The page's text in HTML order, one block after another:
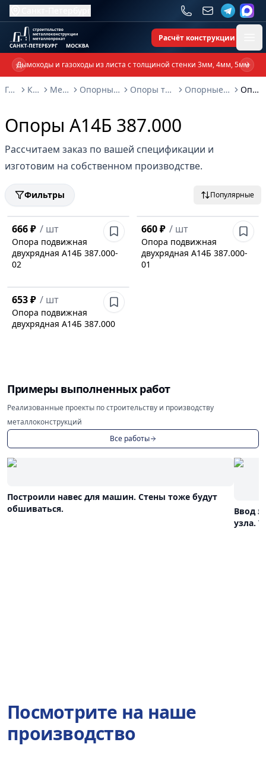
Расчёт конструкции
Дымоходы и газоходы из листа с толщиной стенки 3мм, 4мм, 5мм
Previous slide
Главная
Каталог Металлоконструкции Опорные металлоконструкции и изделия Опоры трубопроводов и металлоконструкции Опорные конструкции Серия 3.900-9: выпуск 3 Опоры А14Б 387.000
Опоры А14Б 387.000
Рассчитаем заказ по вашей спецификации и
изготовим на собственном производстве.
Фильтры Популярные
666 ₽ / шт
Опора подвижная
двухрядная А14Б 387.000-
02
660 ₽ / шт
Опора подвижная
двухрядная А14Б 387.000-
01
653 ₽ / шт
Опора подвижная
двухрядная А14Б 387.000
Примеры выполненных работ
Реализованные проекты по строительству и производству
металлоконструкций
Все работы
Построили навес для машин. Стены тоже будут
обшиваться.
Ввод
узла.
Посмотрите на наше
производство